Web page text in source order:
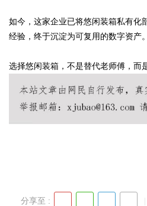
如今，这家企业已将悠闲装箱私有化
经验，终于沉淀为可复用的数字资产。
选择悠闲装箱，不是替代老师傅，而
分享至 :